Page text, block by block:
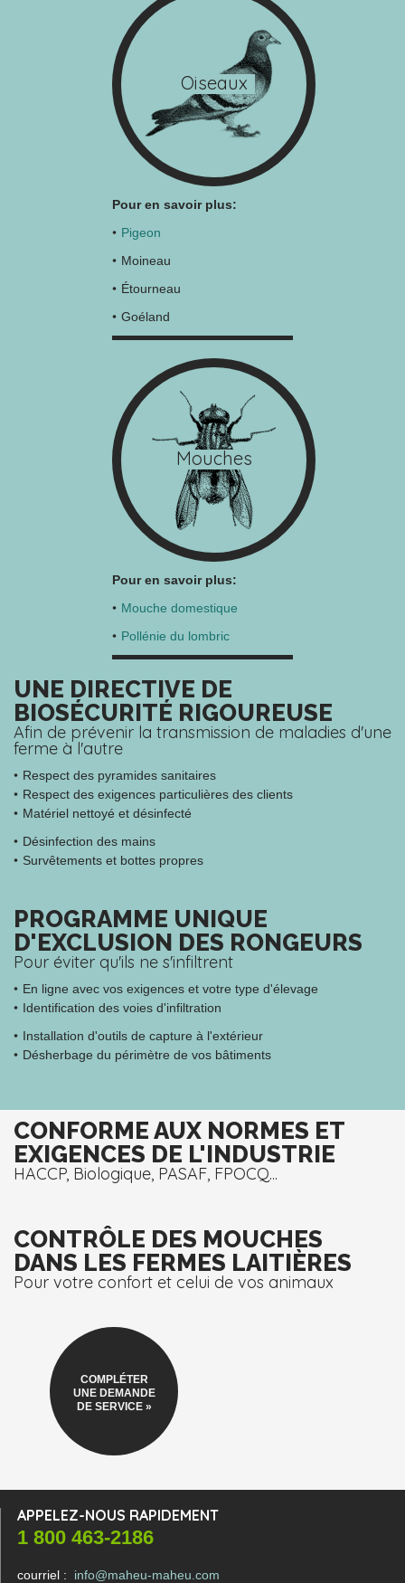
Oiseaux
Pour en savoir plus:
Pigeon
Moineau
Étourneau
Goéland
Mouches
Pour en savoir plus:
Mouche domestique
Pollénie du lombric
UNE DIRECTIVE DE
BIOSÉCURITÉ RIGOUREUSE
Afin de prévenir la transmission de maladies d'une
ferme à l'autre
Respect des pyramides sanitaires
Respect des exigences particulières des clients
Matériel nettoyé et désinfecté
Désinfection des mains
Survêtements et bottes propres
PROGRAMME UNIQUE
D'EXCLUSION DES RONGEURS
Pour éviter qu'ils ne s'infiltrent
En ligne avec vos exigences et votre type d'élevage
Identification des voies d'infiltration
Installation d'outils de capture à l'extérieur
Désherbage du périmètre de vos bâtiments
CONFORME AUX NORMES ET
EXIGENCES DE L'INDUSTRIE
HACCP, Biologique, PASAF, FPOCQ...
CONTRÔLE DES MOUCHES
DANS LES FERMES LAITIÈRES
Pour votre confort et celui de vos animaux
COMPLÉTER
UNE DEMANDE
DE SERVICE »
APPELEZ-NOUS RAPIDEMENT
1 800 463-2186
courriel : info@maheu-maheu.com